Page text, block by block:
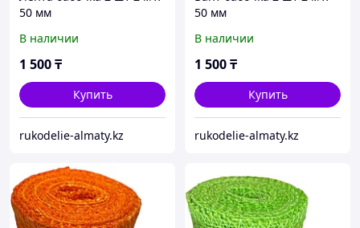
50 мм
В наличии
1 500₸
Купить
rukodelie-almaty.kz
50 мм
В наличии
1 500₸
Купить
rukodelie-almaty.kz